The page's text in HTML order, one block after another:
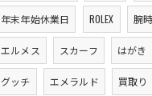
年末年始休業日 ROLEX 腕
エルメス スカーフ はがき
グッチ エメラルド 買取り